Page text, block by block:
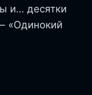
и… десятки
«Одинокий